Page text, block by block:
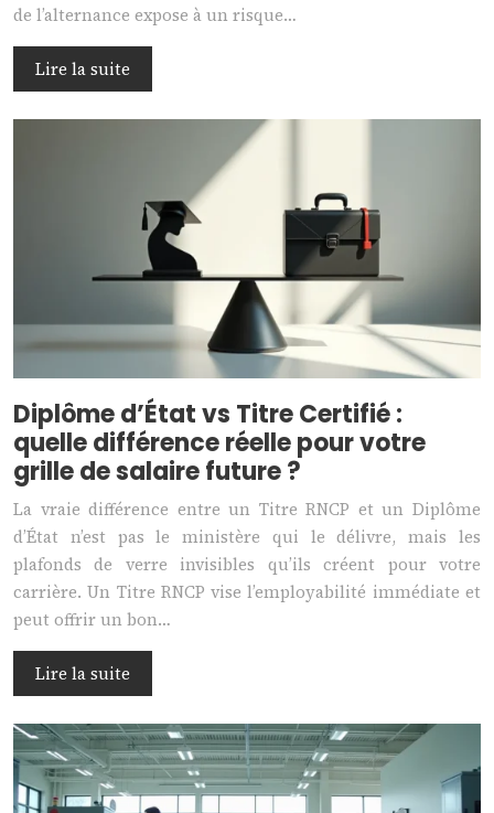
de l’alternance expose à un risque…
Lire la suite
Diplôme d’État vs Titre Certifié :
quelle différence réelle pour votre
grille de salaire future ?
La vraie différence entre un Titre RNCP et un Diplôme
d’État n’est pas le ministère qui le délivre, mais les
plafonds de verre invisibles qu’ils créent pour votre
carrière. Un Titre RNCP vise l’employabilité immédiate et
peut offrir un bon…
Lire la suite